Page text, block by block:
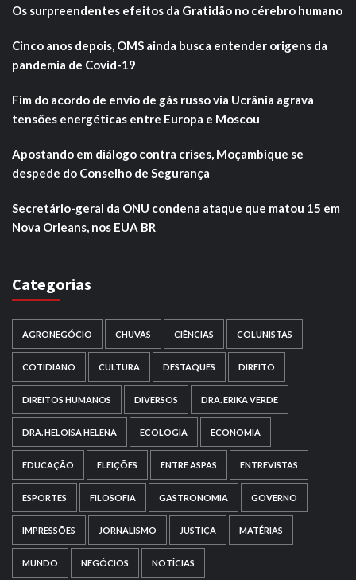
Os surpreendentes efeitos da Gratidão no cérebro humano
Cinco anos depois, OMS ainda busca entender origens da
pandemia de Covid-19
Fim do acordo de envio de gás russo via Ucrânia agrava
tensões energéticas entre Europa e Moscou
Apostando em diálogo contra crises, Moçambique se
despede do Conselho de Segurança
Secretário-geral da ONU condena ataque que matou 15 em
Nova Orleans, nos EUA BR
Categorias
AGRONEGÓCIO CHUVAS CIÊNCIAS COLUNISTAS
COTIDIANO CULTURA DESTAQUES DIREITO
DIREITOS HUMANOS DIVERSOS DRA. ERIKA VERDE
DRA. HELOISA HELENA ECOLOGIA ECONOMIA
EDUCAÇÃO ELEIÇÕES ENTRE ASPAS ENTREVISTAS
ESPORTES FILOSOFIA GASTRONOMIA GOVERNO
IMPRESSÕES JORNALISMO JUSTIÇA MATÉRIAS
MUNDO NEGÓCIOS NOTÍCIAS